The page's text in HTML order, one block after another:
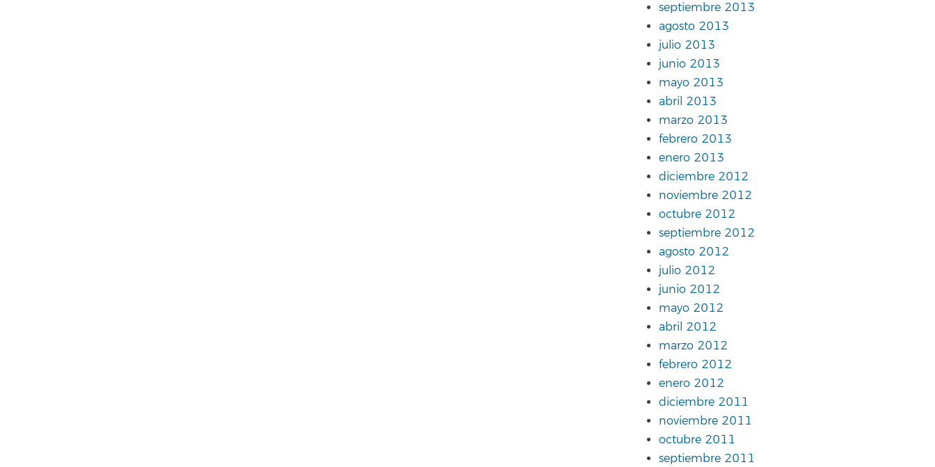
septiembre 2013
agosto 2013
julio 2013
junio 2013
mayo 2013
abril 2013
marzo 2013
febrero 2013
enero 2013
diciembre 2012
noviembre 2012
octubre 2012
septiembre 2012
agosto 2012
julio 2012
junio 2012
mayo 2012
abril 2012
marzo 2012
febrero 2012
enero 2012
diciembre 2011
noviembre 2011
octubre 2011
septiembre 2011